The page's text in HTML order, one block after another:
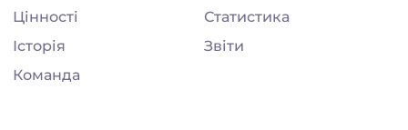
Цінності
Історія
Команда
Статистика
Звіти